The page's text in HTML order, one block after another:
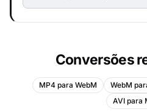
Conversões
MP4 para WebM WebM
AVI para